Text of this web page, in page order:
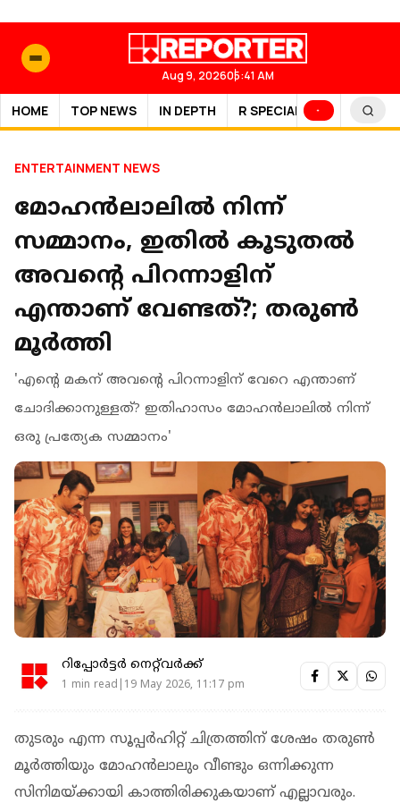
Aug 9, 202605:41 AM
HOME TOP NEWS IN DEPTH R SPECIAL SPORTS
ENTERTAINMENT NEWS
മോഹൻലാലിൽ നിന്ന്
സമ്മാനം, ഇതിൽ കൂടുതൽ
അവന്റെ പിറന്നാളിന്
എന്താണ് വേണ്ടത്?; തരുൺ
മൂർത്തി
'എന്റെ മകന് അവന്റെ പിറന്നാളിന് വേറെ എന്താണ്
ചോദിക്കാനുള്ളത്? ഇതിഹാസം മോഹൻലാലിൽ നിന്ന്
ഒരു പ്രത്യേക സമ്മാനം'
റിപ്പോർട്ടർ നെറ്റ്‌വര്‍ക്ക്‌
1 min read|19 May 2026, 11:17 pm
തുടരും എന്ന സൂപ്പര്‍ഹിറ്റ് ചിത്രത്തിന് ശേഷം തരുണ്‍
മൂര്‍ത്തിയും മോഹന്‍ലാലും വീണ്ടും ഒന്നിക്കുന്ന
സിനിമയ്ക്കായി കാത്തിരിക്കുകയാണ് എല്ലാവരും.